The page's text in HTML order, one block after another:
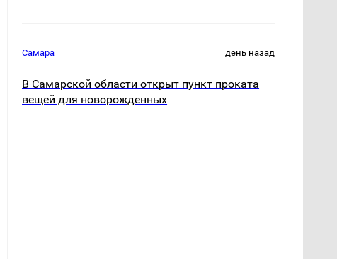
Самара день назад
В Самарской области открыт пункт проката
вещей для новорожденных